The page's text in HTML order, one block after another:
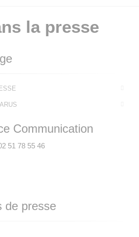
la presse
Communication
51 78 55 46
de presse